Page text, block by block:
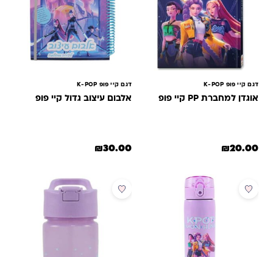
דגם קיי פופ K-POP
אוגדן למחברת PP קיי פופ
₪20.00
דגם קיי פופ K-POP
אלבום עיצוב גדול קיי פופ
₪30.00